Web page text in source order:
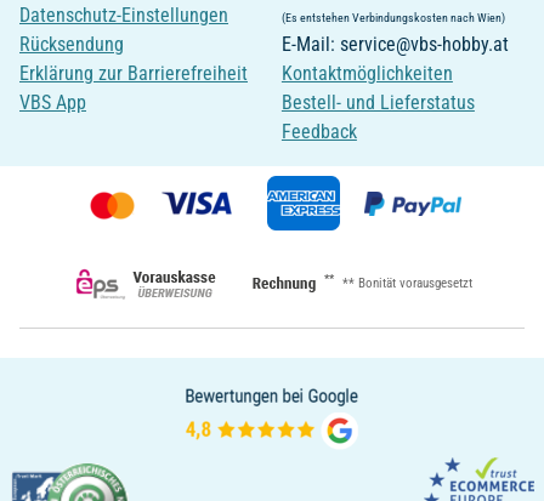
Datenschutz-Einstellungen
Rücksendung
Erklärung zur Barrierefreiheit
VBS App
(Es entstehen Verbindungskosten nach Wien)
E-Mail: service@vbs-hobby.at
Kontaktmöglichkeiten
Bestell- und Lieferstatus
Feedback
** ** Bonität vorausgesetzt